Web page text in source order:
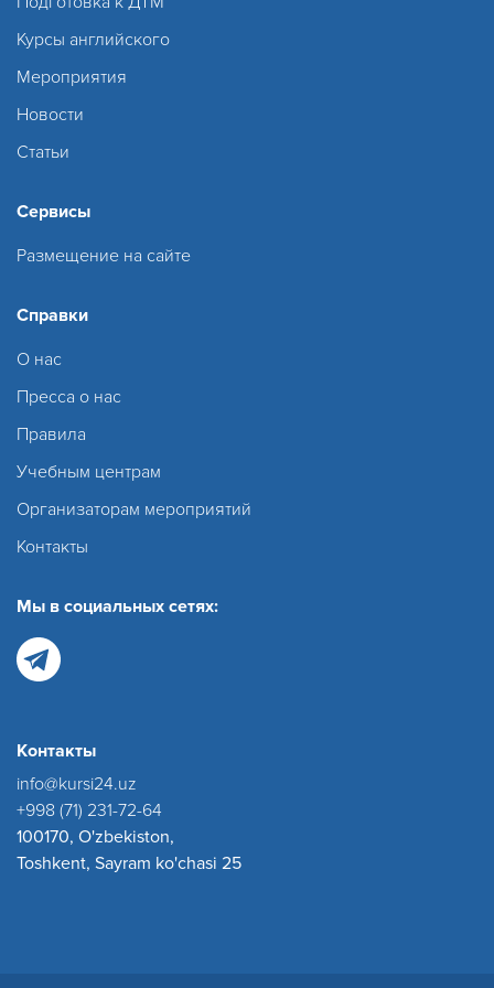
Курсы английского
Мероприятия
Новости
Статьи
Сервисы
Размещение на сайте
Справки
О нас
Пресса о нас
Правила
Учебным центрам
Организаторам мероприятий
Контакты
Мы в социальных сетях:
Контакты
info@kursi24.uz
+998 (71) 231-72-64
100170, O'zbekiston,
Toshkent, Sayram ko'chasi 25